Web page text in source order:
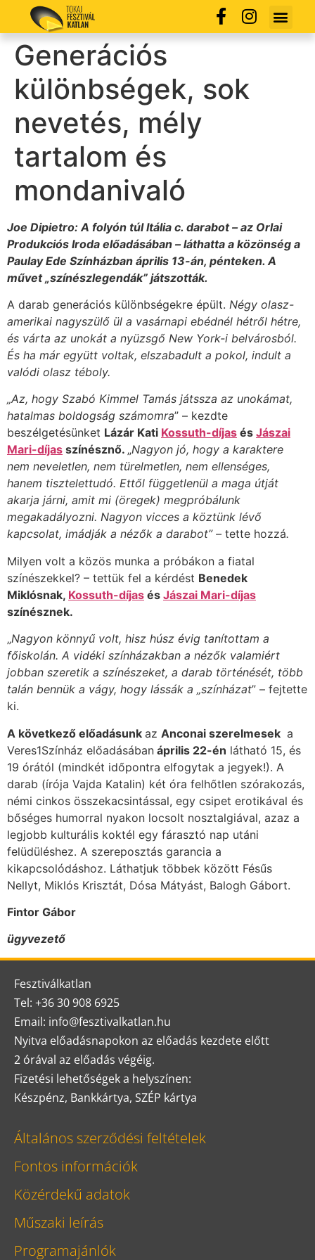
Generációs
különbségek, sok
nevetés, mély
tartalom és
mondanivaló
Joe Dipietro: A folyón túl Itália c. darabot – az Orlai
Produkciós Iroda előadásában – láthatta a közönség a
Paulay Ede Színházban április 13-án, pénteken. A
művet „színészlegendák” játszották.
A darab generációs különbségekre épült. Négy olasz-
amerikai nagyszülő ül a vasárnapi ebédnél hétről hétre,
és várta az unokát a nyüzsgő New York-i belvárosból.
És ha már együtt voltak, elszabadult a pokol, indult a
valódi olasz téboly.
„Az, hogy Szabó Kimmel Tamás játssza az unokámat,
hatalmas boldogság számomra” – kezdte
beszélgetésünket Lázár Kati Kossuth-díjas és Jászai
Mari-díjas színésznő. „Nagyon jó, hogy a karaktere
nem neveletlen, nem türelmetlen, nem ellenséges,
hanem tisztelettudó. Ettől függetlenül a maga útját
akarja járni, amit mi (öregek) megpróbálunk
megakadályozni. Nagyon vicces a köztünk lévő
kapcsolat, imádják a nézők a darabot” – tette hozzá.
Milyen volt a közös munka a próbákon a fiatal
színészekkel? – tettük fel a kérdést Benedek
Miklósnak, Kossuth-díjas és Jászai Mari-díjas
színésznek.
„Nagyon könnyű volt, hisz húsz évig tanítottam a
főiskolán. A vidéki színházakban a nézők valamiért
jobban szeretik a színészeket, a darab történését, több
talán bennük a vágy, hogy lássák a „színházat” – fejtette
ki.
A következő előadásunk az Anconai szerelmesek a
Veres1Színház előadásában április 22-én látható 15, és
19 órától (mindkét időpontra elfogytak a jegyek!). A
darab (írója Vajda Katalin) két óra felhőtlen szórakozás,
némi cinkos összekacsintással, egy csipet erotikával és
bőséges humorral nyakon locsolt nosztalgiával, azaz a
legjobb kulturális koktél egy fárasztó nap utáni
felüdüléshez. A szereposztás garancia a
kikapcsolódáshoz. Láthatjuk többek között Fésűs
Nellyt, Miklós Krisztát, Dósa Mátyást, Balogh Gábort.
Fintor Gábor
ügyvezető
Fesztiválkatlan
Tel: +36 30 908 6925
Email: info@fesztivalkatlan.hu
Nyitva előadásnapokon az előadás kezdete előtt
2 órával az előadás végéig.
Fizetési lehetőségek a helyszínen:
Készpénz, Bankkártya, SZÉP kártya
Általános szerződési feltételek
Fontos információk
Közérdekű adatok
Műszaki leírás
Programajánlók